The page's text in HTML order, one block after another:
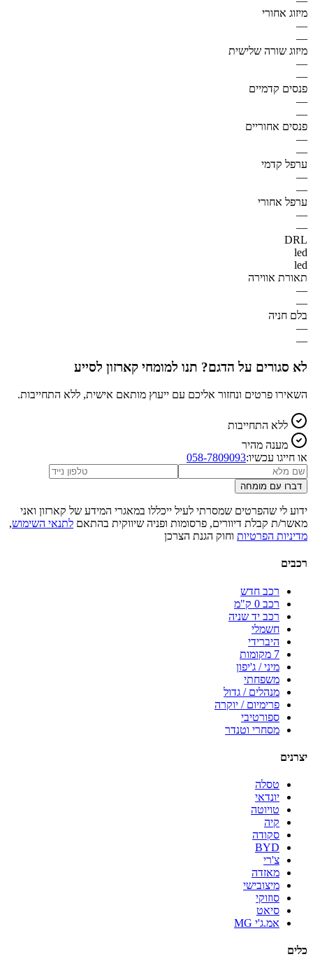
מיזוג אחורי
—
—
מיזוג שורה שלישית
—
—
פנסים קדמיים
—
—
פנסים אחוריים
—
—
ערפל קדמי
—
—
ערפל אחורי
—
—
DRL
led
led
תאורת אווירה
—
—
בלם חניה
—
—
לא סגורים על הדגם? תנו למומחי קארזון לסייע
השאירו פרטים ונחזור אליכם עם ייעוץ מותאם אישית, ללא התחייבות.
ללא התחייבות
מענה מהיר
או חייגו עכשיו:058-7809093
דברו עם מומחה
ידוע לי שהפרטים שמסרתי לעיל ייכללו במאגרי המידע של קארזון ואני
מאשר/ת קבלת דיוורים, פרסומות ופניה שיווקית בהתאם לתנאי השימוש,
מדיניות הפרטיות וחוק הגנת הצרכן
רכבים
רכב חדש
רכב 0 ק"מ
רכב יד שניה
חשמלי
היברידי
7 מקומות
מיני / ג'יפון
משפחתי
מנהלים / גדול
פרימיום / יוקרה
ספורטיבי
מסחרי וטנדר
יצרנים
טסלה
יונדאי
טויוטה
קיה
סקודה
BYD
צ'רי
מאזדה
מיצובישי
סוזוקי
סיאט
אמ.ג'י MG
כלים